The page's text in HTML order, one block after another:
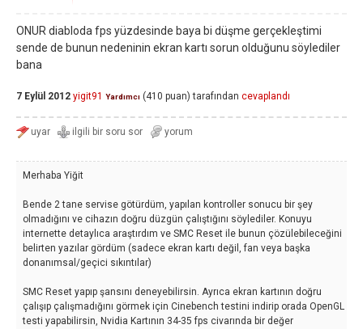
ONUR diabloda fps yüzdesinde baya bi düşme gerçekleştimi
sende de bunun nedeninin ekran kartı sorun olduğunu söylediler
bana
7 Eylül 2012 yigit91 Yardımcı (410 puan) tarafından cevaplandı
Merhaba Yiğit
Bende 2 tane servise götürdüm, yapılan kontroller sonucu bir şey
olmadığını ve cihazın doğru düzgün çalıştığını söylediler. Konuyu
internette detaylıca araştırdım ve SMC Reset ile bunun çözülebileceğini
belirten yazılar gördüm (sadece ekran kartı değil, fan veya başka
donanımsal/geçici sıkıntılar)
SMC Reset yapıp şansını deneyebilirsin. Ayrıca ekran kartının doğru
çalışıp çalışmadığını görmek için Cinebench testini indirip orada OpenGL
testi yapabilirsin, Nvidia Kartının 34-35 fps civarında bir değer